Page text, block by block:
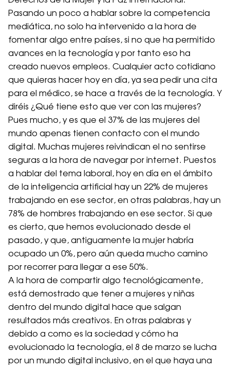
Pasando un poco a hablar sobre la competencia
mediática, no solo ha intervenido a la hora de
fomentar algo entre países, si no que ha permitido
avances en la tecnología y por tanto eso ha
creado nuevos empleos. Cualquier acto cotidiano
que quieras hacer hoy en día, ya sea pedir una cita
para el médico, se hace a través de la tecnología. Y
diréis ¿Qué tiene esto que ver con las mujeres?
Pues mucho, y es que el 37% de las mujeres del
mundo apenas tienen contacto con el mundo
digital. Muchas mujeres reivindican el no sentirse
seguras a la hora de navegar por internet. Puestos
a hablar del tema laboral, hoy en día en el ámbito
de la inteligencia artificial hay un 22% de mujeres
trabajando en ese sector, en otras palabras, hay un
78% de hombres trabajando en ese sector. Si que
es cierto, que hemos evolucionado desde el
pasado, y que, antiguamente la mujer habría
ocupado un 0%, pero aún queda mucho camino
por recorrer para llegar a ese 50%.
A la hora de compartir algo tecnológicamente,
está demostrado que tener a mujeres y niñas
dentro del mundo digital hace que salgan
resultados más creativos. En otras palabras y
debido a como es la sociedad y cómo ha
evolucionado la tecnología, el 8 de marzo se lucha
por un mundo digital inclusivo, en el que haya una